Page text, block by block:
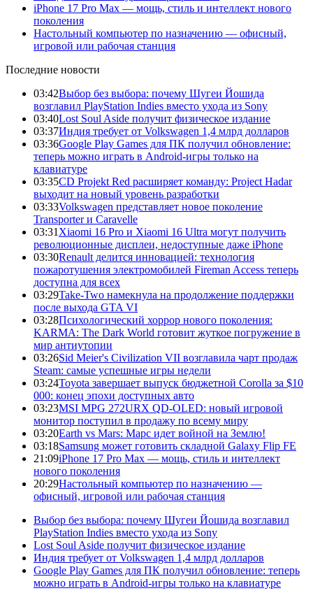
iPhone 17 Pro Max — мощь, стиль и интеллект нового
поколения
Настольный компьютер по назначению — офисный,
игровой или рабочая станция
Последние новости
03:42Выбор без выбора: почему Шугеи Йошида
возглавил PlayStation Indies вместо ухода из Sony
03:40Lost Soul Aside получит физическое издание
03:37Индия требует от Volkswagen 1,4 млрд долларов
03:36Google Play Games для ПК получил обновление:
теперь можно играть в Android-игры только на
клавиатуре
03:35CD Projekt Red расширяет команду: Project Hadar
выходит на новый уровень разработки
03:33Volkswagen представляет новое поколение
Transporter и Caravelle
03:31 Xiaomi 16 Pro и Xiaomi 16 Ultra могут получить
революционные дисплеи, недоступные даже iPhone
03:30Renault делится инновацией: технология
пожаротушения электромобилей Fireman Access теперь
доступна для всех
03:29Take-Two намекнула на продолжение поддержки
после выхода GTA VI
03:28Психологический хоррор нового поколения:
KARMA: The Dark World готовит жуткое погружение в
мир антиутопии
03:26Sid Meier's Civilization VII возглавила чарт продаж
Steam: самые успешные игры недели
03:24Toyota завершает выпуск бюджетной Corolla за $10
000: конец эпохи доступных авто
03:23MSI MPG 272URX QD-OLED: новый игровой
монитор поступил в продажу по всему миру
03:20Earth vs Mars: Марс идет войной на Землю!
03:18Samsung может готовить складной Galaxy Flip FE
21:09iPhone 17 Pro Max — мощь, стиль и интеллект
нового поколения
20:29Настольный компьютер по назначению —
офисный, игровой или рабочая станция
Выбор без выбора: почему Шугеи Йошида возглавил
PlayStation Indies вместо ухода из Sony
Lost Soul Aside получит физическое издание
Индия требует от Volkswagen 1,4 млрд долларов
Google Play Games для ПК получил обновление: теперь
можно играть в Android-игры только на клавиатуре